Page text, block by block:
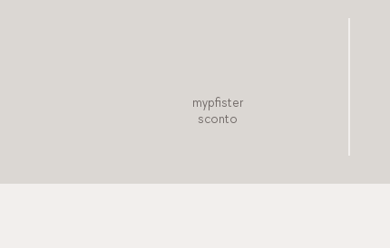
mypfister
sconto